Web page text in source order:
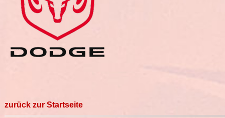
zurück zur Startseite